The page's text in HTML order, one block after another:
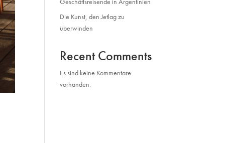
Die Kunst, den Jetlag zu
überwinden
Recent Comments
Es sind keine Kommentare
vorhanden.